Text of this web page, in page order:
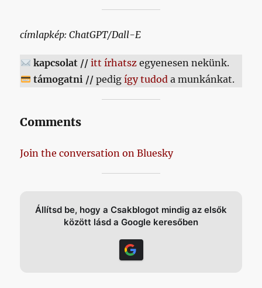
címlapkép: ChatGPT/Dall-E
kapcsolat // itt írhatszegyenesen nekünk.
támogatni //pedig így tudoda munkánkat.
Comments
Join the conversation on Bluesky
Állítsd be, hogy a Csakblogot mindig az elsők
között lásd a Google keresőben